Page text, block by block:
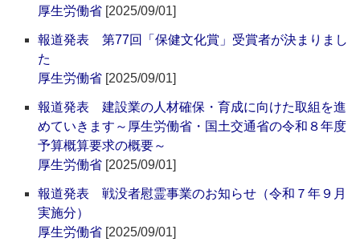
厚生労働省 [2025/09/01]
報道発表 第77回「保健文化賞」受賞者が決まりまし
た
厚生労働省 [2025/09/01]
報道発表 建設業の人材確保・育成に向けた取組を進
めていきます～厚生労働省・国土交通省の令和８年度
予算概算要求の概要～
厚生労働省 [2025/09/01]
報道発表 戦没者慰霊事業のお知らせ（令和７年９月
実施分）
厚生労働省 [2025/09/01]